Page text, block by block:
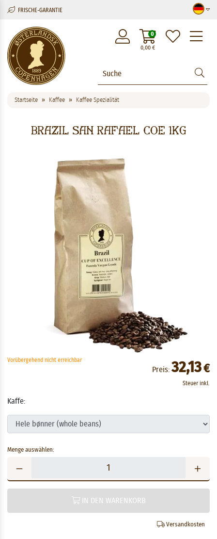
FRISCHE-GARANTIE
0,00€
0
Startseite Kaffee Kaffee Spezialität
Brazil San Rafael COE 1Kg
Vorübergehend nicht erreichbar
Preis: 32,13€
Steuer inkl.
Kaffe:
Menge auswählen:
IN DEN WARENKORB
Versandkosten